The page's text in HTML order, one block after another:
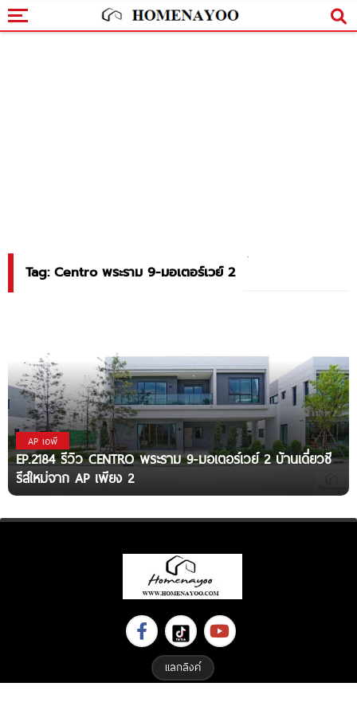
Tag: Centro พระราม 9-มอเตอร์เวย์ 2
AP เอพี
EP.2184 รีวิว CENTRO พระราม 9-มอเตอร์เวย์ 2 บ้านเดี่ยวซี
รีส์ใหม่จาก AP เพียง 2
แลกลิงค์